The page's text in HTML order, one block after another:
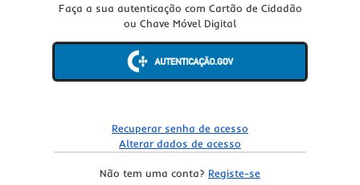
Faça a sua autenticação com Cartão de Cidadão
ou Chave Móvel Digital
Recuperar senha de acesso
Alterar dados de acesso
Não tem uma conta? Registe-se